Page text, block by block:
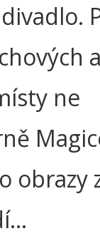
ne
obrazy